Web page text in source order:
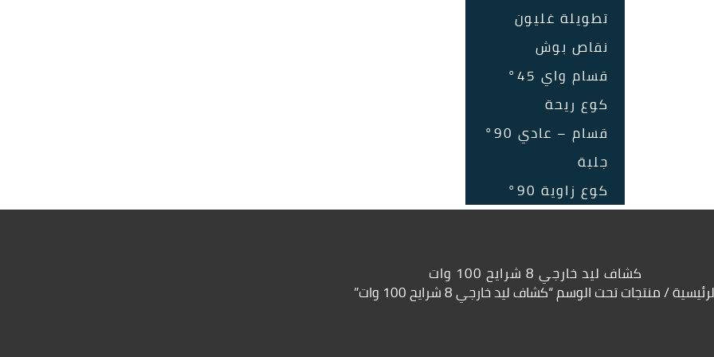
تطويلة غليون
نقاص بوش
قسام واي 45°
كوع ريحة
قسام – عادي 90°
جلبة
كوع زاوية 90°
كشاف ليد خارجي 8 شرايح 100 وات
/ منتجات تحت الوسم “كشاف ليد خارجي 8 شرايح 100 وات”